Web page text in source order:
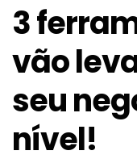
3
vão
seu
nível!